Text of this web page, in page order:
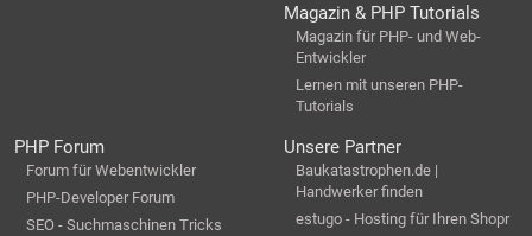
Magazin & PHP Tutorials
Magazin für PHP- und Web-
Entwickler
Lernen mit unseren PHP-
Tutorials
PHP Forum
Forum für Webentwickler
PHP-Developer Forum
SEO - Suchmaschinen Tricks
Unsere Partner
Baukatastrophen.de |
Handwerker finden
estugo - Hosting für Ihren Shopr